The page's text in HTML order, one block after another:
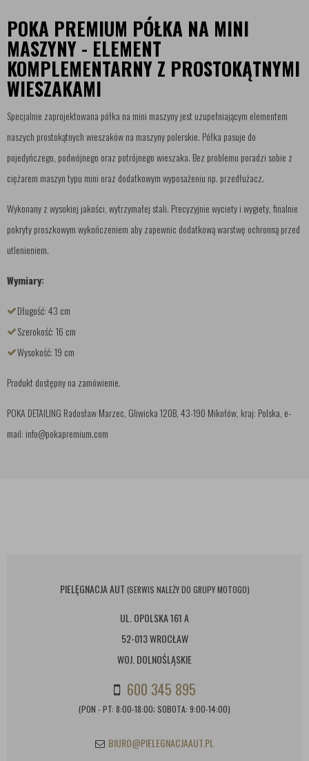
POKA PREMIUM PÓŁKA NA MINI
MASZYNY - ELEMENT
KOMPLEMENTARNY Z PROSTOKĄTNYMI
WIESZAKAMI
Specjalnie zaprojektowana półka na mini maszyny jest uzupełniającym elementem
naszych prostokątnych wieszaków na maszyny polerskie. Półka pasuje do
pojedyńczego, podwójnego oraz potrójnego wieszaka. Bez problemu poradzi sobie z
ciężarem maszyn typu mini oraz dodatkowym wyposażeniu np. przedłużacz.
Wykonany z wysokiej jakości, wytrzymałej stali. Precyzyjnie wyciety i wygiety, finalnie
pokryty proszkowym wykończeniem aby zapewnic dodatkową warstwę ochronną przed
utlenieniem.
Wymiary:
Długość: 43 cm
Szerokość: 16 cm
Wysokość: 19 cm
Produkt dostępny na zamówienie.
POKA DETAILING Radosław Marzec, Gliwicka 120B, 43-190 Mikołów, kraj: Polska, e-
mail: info@pokapremium.com
PIELĘGNACJA AUT (SERWIS NALEŻY DO GRUPY MOTOGO)
UL. OPOLSKA 161 A
52-013 WROCŁAW
WOJ. DOLNOŚLĄSKIE
600 345 895
(PON - PT: 8:00-18:00; SOBOTA: 9:00-14:00)
BIURO@PIELEGNACJAAUT.PL